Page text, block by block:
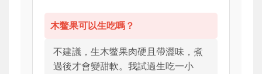
木鳖果可以生吃嗎？
不建議，生木鳖果肉硬且帶澀味，煮
過後才會變甜軟。我試過生吃一小